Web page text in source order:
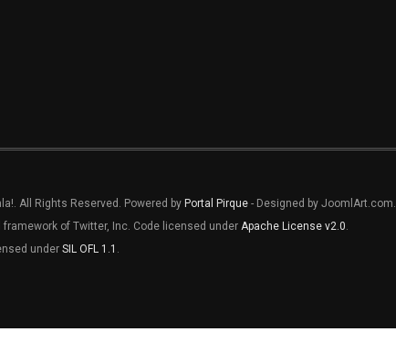
All Rights Reserved. Powered by Portal Pirque - Designed by JoomlArt.com.
framework of Twitter, Inc. Code licensed under Apache License v2.0.
under SIL OFL 1.1 .